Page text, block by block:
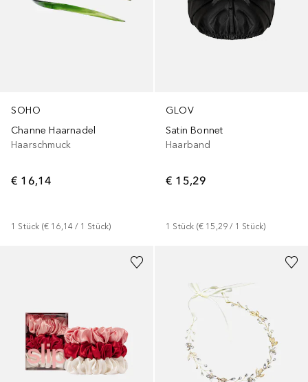
SOHO
Channe Haarnadel
Haarschmuck
€ 16,14
1 Stück (€ 16,14 / 1 Stück)
GLOV
Satin Bonnet
Haarband
€ 15,29
1 Stück (€ 15,29 / 1 Stück)